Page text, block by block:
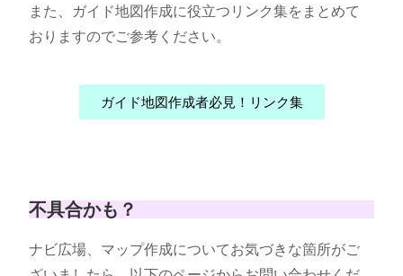
また、ガイド地図作成に役立つリンク集をまとめて
おりますのでご参考ください。
ガイド地図作成者必見！リンク集
不具合かも？
ナビ広場、マップ作成についてお気づきな箇所がご